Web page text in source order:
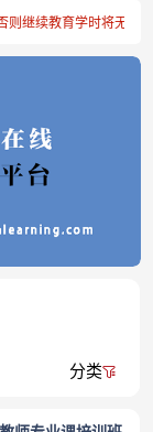
继续教育学时将无法登
分类